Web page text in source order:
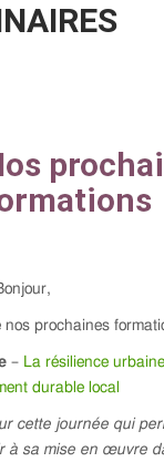
nos prochaines
– La résilience
durable local
cette journée qui
à sa mise en œuvre